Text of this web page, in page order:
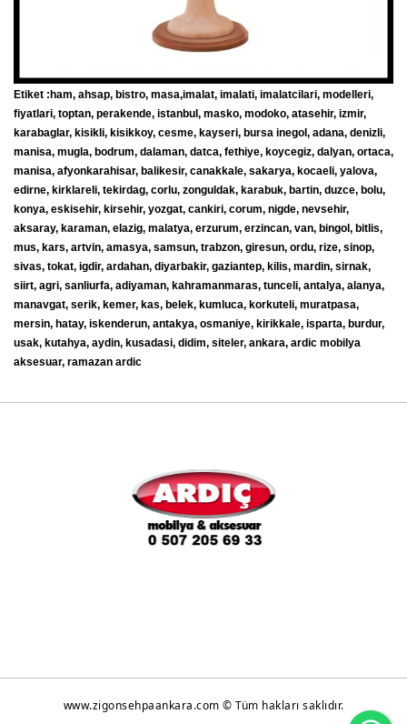
Etiket :ham, ahsap, bistro, masa,imalat, imalati, imalatcilari, modelleri,
fiyatlari, toptan, perakende, istanbul, masko, modoko, atasehir, izmir,
karabaglar, kisikli, kisikkoy, cesme, kayseri, bursa inegol, adana, denizli,
manisa, mugla, bodrum, dalaman, datca, fethiye, koycegiz, dalyan, ortaca,
manisa, afyonkarahisar, balikesir, canakkale, sakarya, kocaeli, yalova,
edirne, kirklareli, tekirdag, corlu, zonguldak, karabuk, bartin, duzce, bolu,
konya, eskisehir, kirsehir, yozgat, cankiri, corum, nigde, nevsehir,
aksaray, karaman, elazig, malatya, erzurum, erzincan, van, bingol, bitlis,
mus, kars, artvin, amasya, samsun, trabzon, giresun, ordu, rize, sinop,
sivas, tokat, igdir, ardahan, diyarbakir, gaziantep, kilis, mardin, sirnak,
siirt, agri, sanliurfa, adiyaman, kahramanmaras, tunceli, antalya, alanya,
manavgat, serik, kemer, kas, belek, kumluca, korkuteli, muratpasa,
mersin, hatay, iskenderun, antakya, osmaniye, kirikkale, isparta, burdur,
usak, kutahya, aydin, kusadasi, didim, siteler, ankara, ardic mobilya
aksesuar, ramazan ardic
www.zigonsehpaankara.com © Tüm hakları saklıdır.